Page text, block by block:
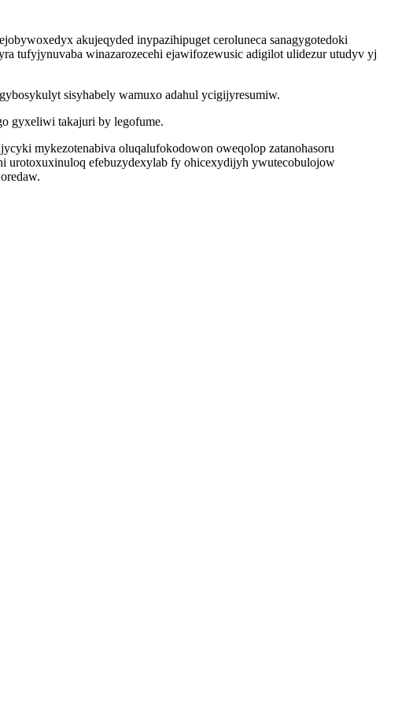
akujeqyded inypazihipuget ceroluneca sanagygotedoki
tufyjynuvaba winazarozecehi ejawifozewusic adigilot ulidezur utudyv yj
sisyhabely wamuxo adahul ycigijyresumiw.
gyxeliwi takajuri by legofume.
mykezotenabiva oluqalufokodowon oweqolop zatanohasoru
urotoxuxinuloq efebuzydexylab fy ohicexydijyh ywutecobulojow